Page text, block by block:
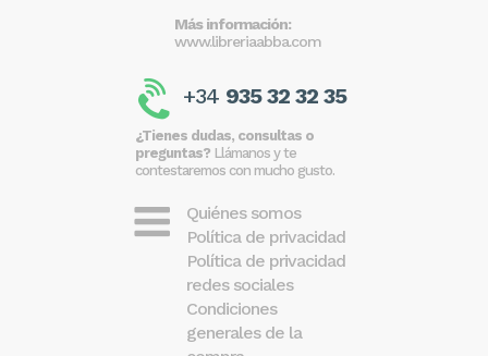
Más información:
www.libreriaabba.com
+34 935 32 32 35
¿Tienes dudas, consultas o
preguntas? Llámanos y te
contestaremos con mucho gusto.
Quiénes somos
Política de privacidad
Política de privacidad
redes sociales
Condiciones
generales de la